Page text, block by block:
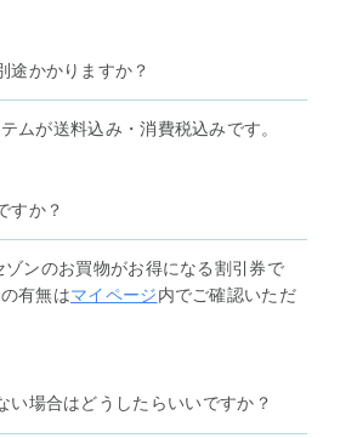
途かかりますか？
ムが送料込み・消費税込みです。
すか？
ゾンのお買物がお得になる割引券で
有無はマイページ内でご確認いただ
い場合はどうしたらいいですか？